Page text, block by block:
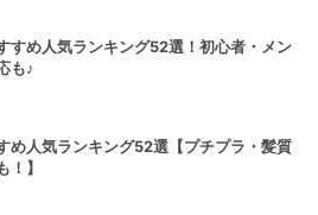
すめ人気ランキング52選！初心者・メン
も♪
め人気ランキング52選【プチプラ・髪質
！】